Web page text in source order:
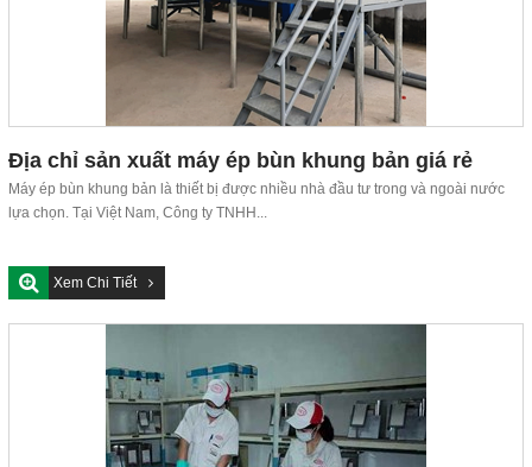
Địa chỉ sản xuất máy ép bùn khung bản giá rẻ
Máy ép bùn khung bản là thiết bị được nhiều nhà đầu tư trong và ngoài nước
lựa chọn. Tại Việt Nam, Công ty TNHH...
Xem Chi Tiết